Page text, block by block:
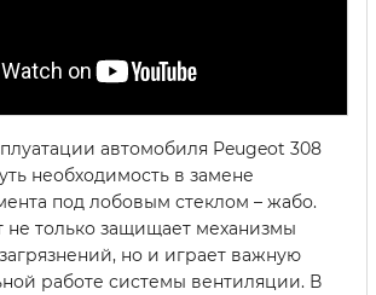
автомобиля Peugeot 308
необходимость в замене
под лобовым стеклом – жабо.
не только защищает механизмы
но и играет важную
работе системы вентиляции. В